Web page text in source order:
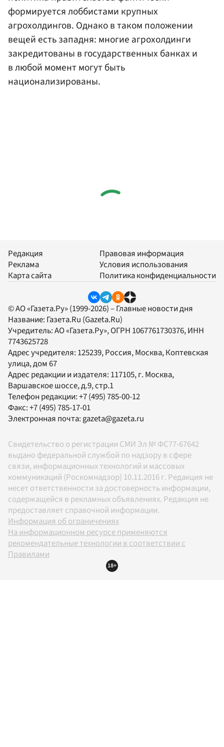
формируется лоббистами крупных
агрохолдингов. Однако в таком положении
вещей есть западня: многие агрохолдинги
закредитованы в государственных банках и
в любой момент могут быть
национализированы.
Редакция
Реклама
Карта сайта
Правовая информация
Условия использования
Политика конфиденциальности
© АО «Газета.Ру» (1999-2026) – Главные новости дня
Название: Газета.Ru (Gazeta.Ru)
Учредитель:АО «Газета.Ру», ОГРН 1067761730376, ИНН
7743625728
Адрес учредителя: 125239, Россия, Москва, Коптевская
улица, дом 67
Адрес редакции и издателя: 117105, г. Москва,
Варшавское шоссе, д.9, стр.1
Телефон редакции:+7 (495) 785-00-12
Факс:+7 (495) 785-17-01
Электронная почта:gazeta@gazeta.ru
Свидетельство о регистрации СМИ Эл № ФС77-67642
выдано федеральной службой по надзору в сфере
связи, информационных технологий и массовых
коммуникаций (Роскомнадзор) 10.11.2016 г. Редакция не
несет ответственности за достоверность информации,
содержащейся в рекламных объявлениях. Редакция не
предоставляет справочной информации.
Информация об ограничениях
На информационном ресурсе применяются
рекомендательные технологии в соответствии с
Правилами
18+